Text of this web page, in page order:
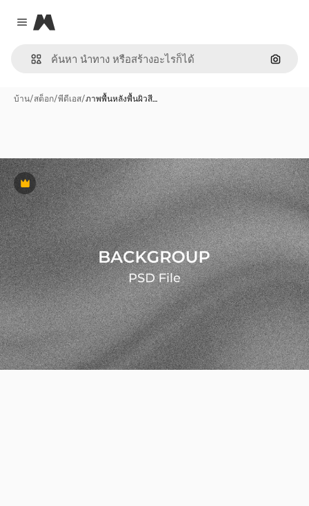
Close menu
Magnific
ค้นหา
บ้าน/สต็อก/พีดีเอส/ภาพพื้นหลังพื้นผิวสี…
พรีเมี่ยม